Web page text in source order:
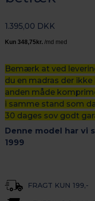
1.395,00 DKK
Bemærk at ved
du en madras der
anden måde
i samme stand som
30 dages sov godt
Denne model har vi
1999
FRAGT KUN 199,-